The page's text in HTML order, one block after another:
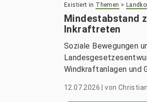
Existiert in Themen >
Mindestabstand
Inkraftreten
Soziale Bewegungen
Windkraftanlagen und
12.07.2026 |von